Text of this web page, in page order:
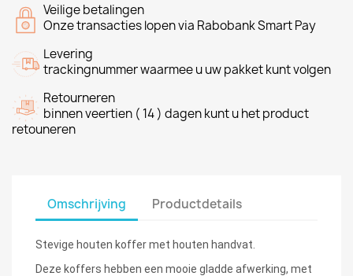
Veilige betalingen
Onze transacties lopen via Rabobank Smart Pay
Levering
trackingnummer waarmee u uw pakket kunt volgen
Retourneren
binnen veertien ( 14 ) dagen kunt u het product
retouneren
Omschrijving Productdetails
Stevige houten koffer met houten handvat.
Deze koffers hebben een mooie gladde afwerking, met